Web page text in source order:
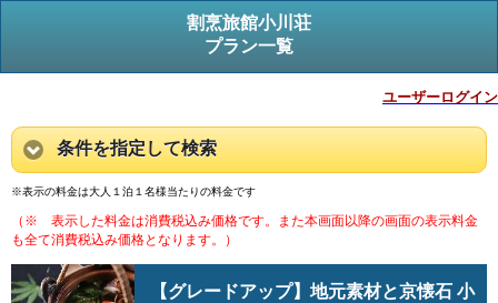
割烹旅館小川荘
プラン一覧
ユーザーログイン
条件を指定して検索
※表示の料金は大人１泊１名様当たりの料金です
（※ 表示した料金は消費税込み価格です。また本画面以降の画面の表示料金
も全て消費税込み価格となります。）
【グレードアップ】地元素材と京懐石 小